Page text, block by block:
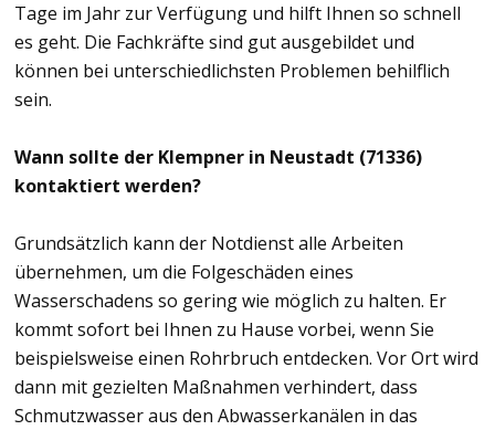
Tage im Jahr zur Verfügung und hilft Ihnen so schnell
es geht. Die Fachkräfte sind gut ausgebildet und
können bei unterschiedlichsten Problemen behilflich
sein.
Wann sollte der Klempner in Neustadt (71336)
kontaktiert werden?
Grundsätzlich kann der Notdienst alle Arbeiten
übernehmen, um die Folgeschäden eines
Wasserschadens so gering wie möglich zu halten. Er
kommt sofort bei Ihnen zu Hause vorbei, wenn Sie
beispielsweise einen Rohrbruch entdecken. Vor Ort wird
dann mit gezielten Maßnahmen verhindert, dass
Schmutzwasser aus den Abwasserkanälen in das